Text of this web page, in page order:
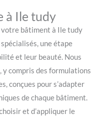
à Ile tudy
bâtiment à Ile tudy
une étape
et leur beauté. Nous
y compris des formulations
conçues pour s’adapter
de chaque bâtiment.
et d’appliquer le